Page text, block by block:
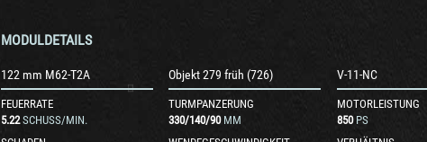
MODULDETAILS
122 mm M62-T2A
FEUERRATE
5.22 SCHUSS/MIN.
Objekt 279 früh (726)
TURMPANZERUNG
330/140/90 MM
V-11-NC
MOTORLEISTUNG
850 PS